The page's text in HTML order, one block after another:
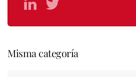
Misma categoría